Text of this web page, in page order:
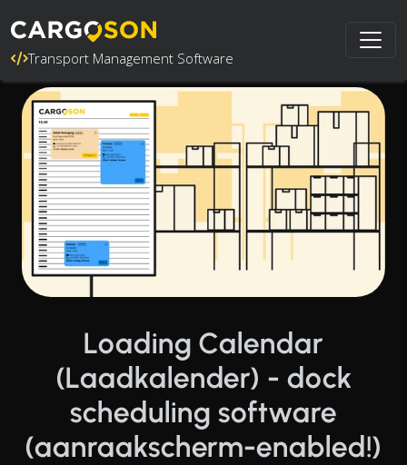
Transport Management Software
Loading Calendar
(Laadkalender) - dock
scheduling software
(aanraakscherm-enabled!)